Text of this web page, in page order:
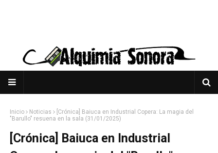
Inicio Noticias
[Crónica] Baiuca en Industrial Copera: La magia del
"Barullo" resuena en la sala (31/01/2025)
[Crónica] Baiuca en Industrial